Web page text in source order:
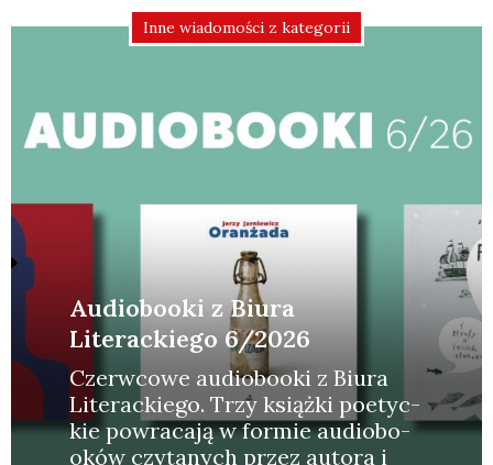
Inne wiadomości z kategorii
Audiobooki z Biura
Literackiego 6/2026
Czerw­co­we audio­bo­oki z Biu­ra
Lite­rac­kie­go. Trzy książ­ki poetyc­
kie powra­ca­ją w for­mie audio­bo­
oków czy­ta­nych przez auto­ra i